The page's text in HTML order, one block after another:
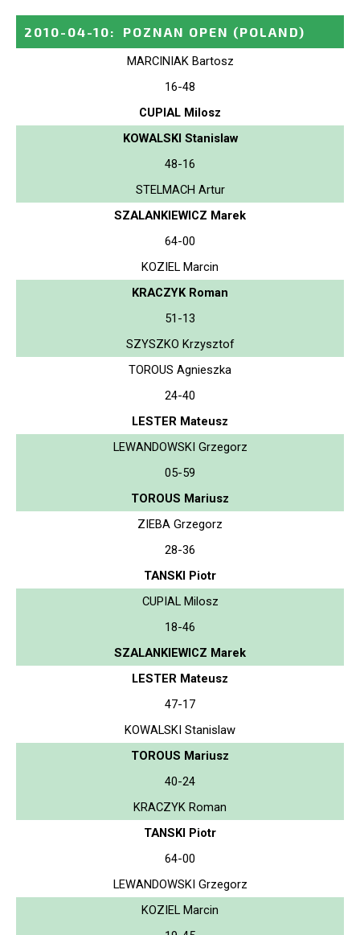
2010-04-10: POZNAN OPEN (POLAND)
MARCINIAK Bartosz
16-48
CUPIAL Milosz
KOWALSKI Stanislaw
48-16
STELMACH Artur
SZALANKIEWICZ Marek
64-00
KOZIEL Marcin
KRACZYK Roman
51-13
SZYSZKO Krzysztof
TOROUS Agnieszka
24-40
LESTER Mateusz
LEWANDOWSKI Grzegorz
05-59
TOROUS Mariusz
ZIEBA Grzegorz
28-36
TANSKI Piotr
CUPIAL Milosz
18-46
SZALANKIEWICZ Marek
LESTER Mateusz
47-17
KOWALSKI Stanislaw
TOROUS Mariusz
40-24
KRACZYK Roman
TANSKI Piotr
64-00
LEWANDOWSKI Grzegorz
KOZIEL Marcin